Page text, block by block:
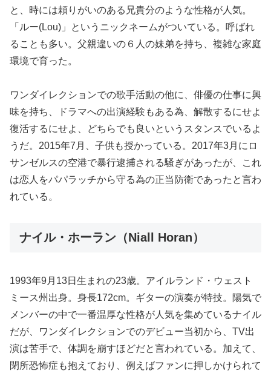
と、時には頼りがいのある兄貴分のような性格が人気。
「ルー(Lou)」というニックネームがついている。呼ばれ
ることも多い。父親違いの６人の妹弟を持ち、複雑な家庭
環境で育った。
ワンダイレクションでの歌手活動の他に、俳優の仕事に興
味を持ち、ドラマへの出演経験もある為、解散するにせよ
復活するにせよ、どちらでも良いというスタンスでいるよ
うだ。2015年7月、子供も授かっている。2017年3月にロ
サンゼルスの空港で暴行逮捕される騒ぎがあったが、これ
は恋人をパパラッチから守る為の正当防衛であったと言わ
れている。
ナイル・ホーラン（Niall Horan）
1993年9月13日生まれの23歳。アイルランド・ウェスト
ミース州出身。身長172cm。ギターの演奏が特技。陽気で
メンバーの中で一番温厚な性格が人気を集めているナイル
だが、ワンダイレクションでのデビュー当初から、TV出
演は苦手で、体調を崩すほどだと言われている。加えて、
閉所恐怖症も抱えており、例えばファンに押しかけられて